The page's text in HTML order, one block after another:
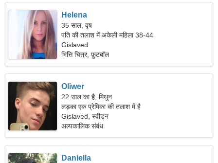
Helena
35 साल, वृष
पति की तलाश में अकेली महिला 38-44
Gislaved
भित्ति चित्र, फ़ुटबॉल
Oliwer
22 साल का है, मिथुन
लड़का एक प्रेमिका की तलाश में है
Gislaved, स्वीडन
अल्पकालिक संबंध
Daniella